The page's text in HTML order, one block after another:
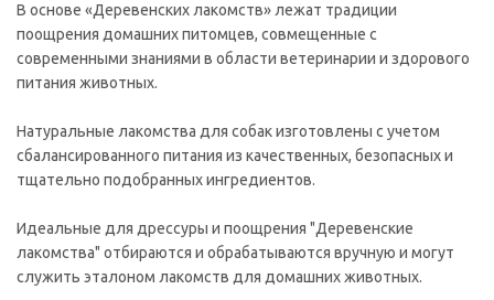
В основе «Деревенских лакомств» лежат традиции
поощрения домашних питомцев, совмещенные с
современными знаниями в области ветеринарии и здорового
питания животных.
Натуральные лакомства для собак изготовлены с учетом
сбалансированного питания из качественных, безопасных и
тщательно подобранных ингредиентов.
Идеальные для дрессуры и поощрения "Деревенские
лакомства" отбираются и обрабатываются вручную и могут
служить эталоном лакомств для домашних животных.